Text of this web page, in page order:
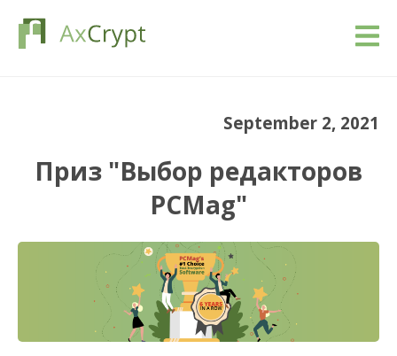
Наш продукт
September 2, 2021
Приз "Выбор редакторов
PCMag"